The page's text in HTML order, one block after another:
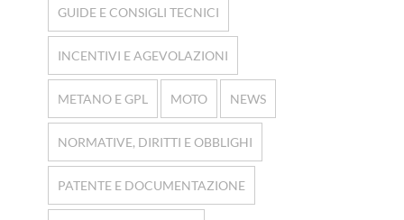
GUIDE E CONSIGLI TECNICI
INCENTIVI E AGEVOLAZIONI
METANO E GPL MOTO NEWS
NORMATIVE, DIRITTI E OBBLIGHI
PATENTE E DOCUMENTAZIONE